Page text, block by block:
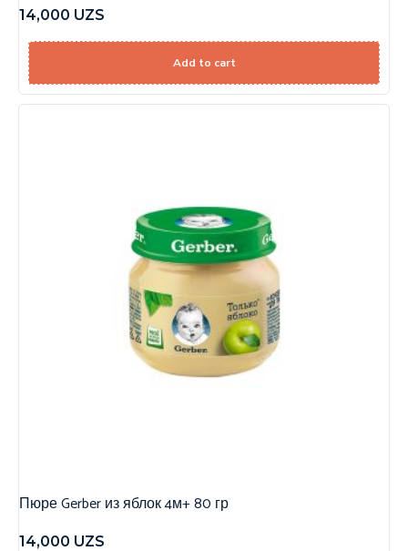
14,000 UZS
Add to cart
Пюре Gerber из яблок 4м+ 80 гр
14,000 UZS